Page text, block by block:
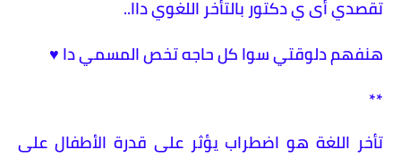
تقصدي أى ي دكتور بالتأخر اللغوي داا..
هنفهم دلوقتي سوا كل حاجه تخص المسمي دا ♥️
**
تأخر اللغة هو اضطراب يؤثر على قدرة الأطفال على